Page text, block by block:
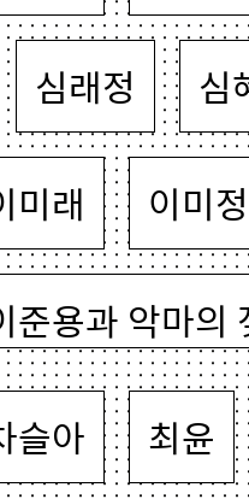
심래정 심
미래 이미정
준용과 악마의
슬아 최윤